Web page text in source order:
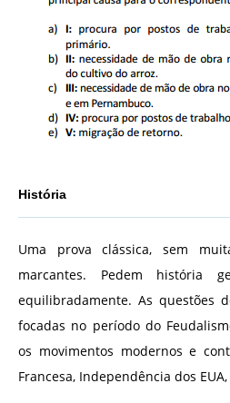
História
Uma prova clássica, sem
marcantes. Pedem história
equilibradamente. As questões
focadas no período do
os movimentos modernos e
Francesa, Independência dos